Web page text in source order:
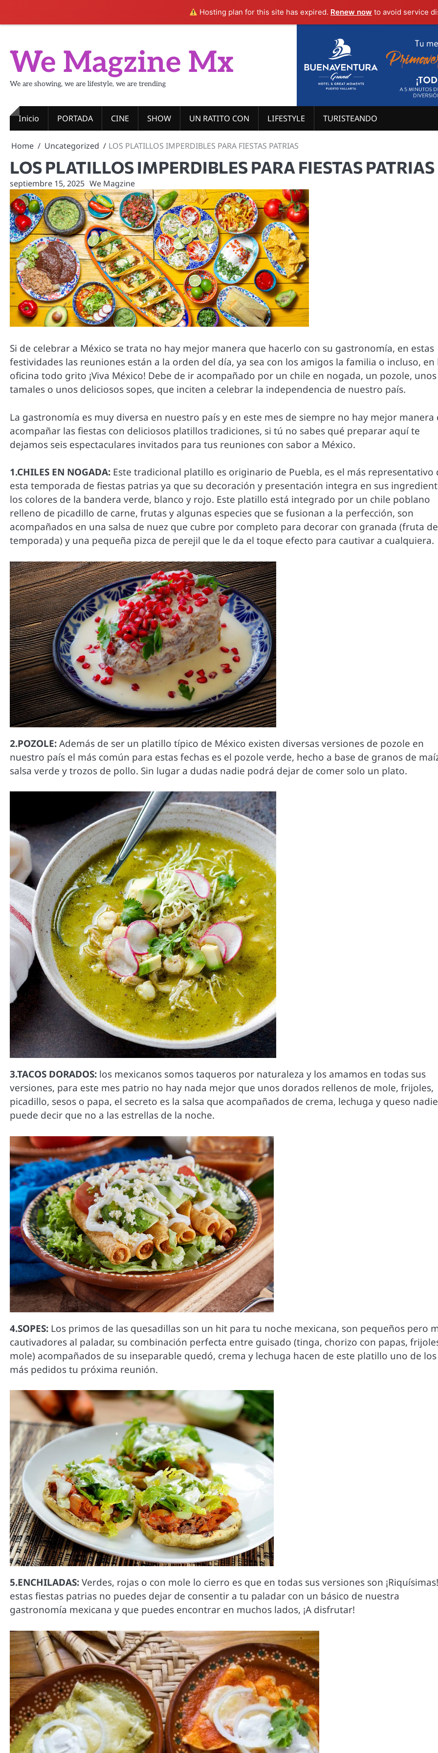
Hosting plan for this site has expired. Renew now to avoid service
content
We Magzine Mx
We are showing, we are lifestyle, we are trending
Inicio PORTADA CINE SHOW UN RATITO CON LIFESTYLE TURISTEANDO
Home Uncategorized LOS PLATILLOS IMPERDIBLES PARA FIESTAS PATRIAS
LOS PLATILLOS IMPERDIBLES PARA FIESTAS PATRIAS
septiembre 15, 2025 We Magzine
Si de celebrar a México se trata no hay mejor manera que hacerlo con su gastronomía, en estas
festividades las reuniones están a la orden del día, ya sea con los amigos la familia o incluso, en
oficina todo grito ¡Viva México! Debe de ir acompañado por un chile en nogada, un pozole, unos
tamales o unos deliciosos sopes, que inciten a celebrar la independencia de nuestro país.
La gastronomía es muy diversa en nuestro país y en este mes de siempre no hay mejor manera
acompañar las fiestas con deliciosos platillos tradiciones, si tú no sabes qué preparar aquí te
dejamos seis espectaculares invitados para tus reuniones con sabor a México.
1.CHILES EN NOGADA: Este tradicional platillo es originario de Puebla, es el más representativo
esta temporada de fiestas patrias ya que su decoración y presentación integra en sus
los colores de la bandera verde, blanco y rojo. Este platillo está integrado por un chile poblano
relleno de picadillo de carne, frutas y algunas especies que se fusionan a la perfección, son
acompañados en una salsa de nuez que cubre por completo para decorar con granada (fruta de
temporada) y una pequeña pizca de perejil que le da el toque efecto para cautivar a cualquiera.
2.POZOLE:Además de ser un platillo típico de México existen diversas versiones de pozole en
nuestro país el más común para estas fechas es el pozole verde, hecho a base de granos de
salsa verde y trozos de pollo. Sin lugar a dudas nadie podrá dejar de comer solo un plato.
3.TACOS DORADOS: los mexicanos somos taqueros por naturaleza y los amamos en todas sus
versiones, para este mes patrio no hay nada mejor que unos dorados rellenos de mole, frijoles,
picadillo, sesos o papa, el secreto es la salsa que acompañados de crema, lechuga y queso nadie
puede decir que no a las estrellas de la noche.
4.SOPES: Los primos de las quesadillas son un hit para tu noche mexicana, son pequeños pero
cautivadores al paladar, su combinación perfecta entre guisado (tinga, chorizo con papas,
mole) acompañados de su inseparable quedó, crema y lechuga hacen de este platillo uno de los
más pedidos tu próxima reunión.
5.ENCHILADAS:Verdes, rojas o con mole lo cierro es que en todas sus versiones son
estas fiestas patrias no puedes dejar de consentir a tu paladar con un básico de nuestra
gastronomía mexicana y que puedes encontrar en muchos lados, ¡A disfrutar!